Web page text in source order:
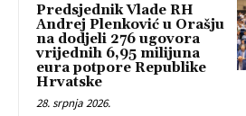
Predsjednik Vlade RH
Andrej Plenković u Orašju
na dodjeli 276 ugovora
vrijednih 6,95 milijuna
eura potpore Republike
Hrvatske
28. srpnja 2026.